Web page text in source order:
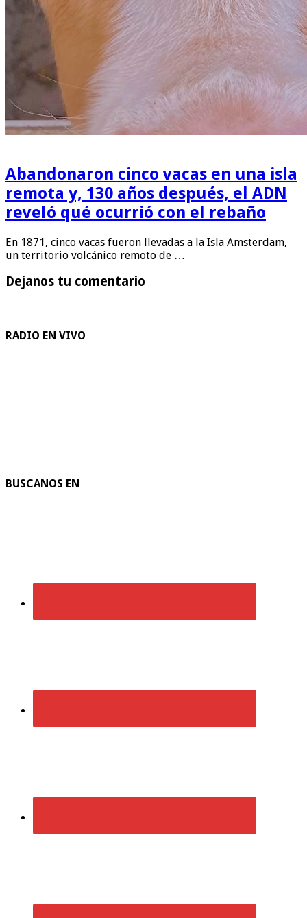
Abandonaron cinco vacas en una isla
remota y, 130 años después, el ADN
reveló qué ocurrió con el rebaño
En 1871, cinco vacas fueron llevadas a la Isla Amsterdam,
un territorio volcánico remoto de …
Dejanos tu comentario
RADIO EN VIVO
BUSCANOS EN